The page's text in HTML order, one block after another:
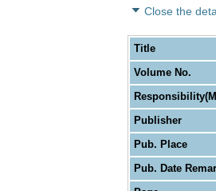
Close the
Title
Volume No.
Publisher
Pub. Place
Pub. Date